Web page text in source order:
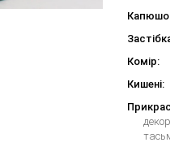
Комір:
Кишені: